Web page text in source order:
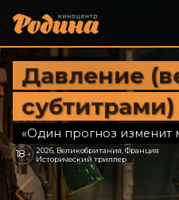
Давление
субтитрами)
«Один прогноз изменит
18+ 2026, Великобритания, Франция
Исторический триллер